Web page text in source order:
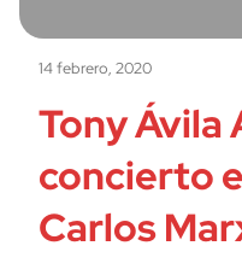
14 febrero, 2020
Tony Ávila
concierto
Carlos